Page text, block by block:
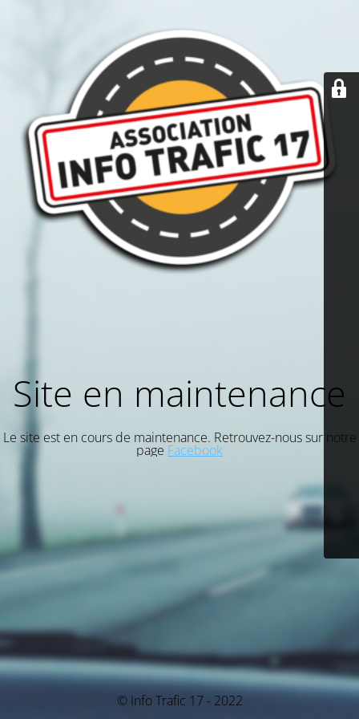
Site en maintenance
Le site est en cours de maintenance. Retrouvez-nous sur notre
page Facebook
© Info Trafic 17 - 2022